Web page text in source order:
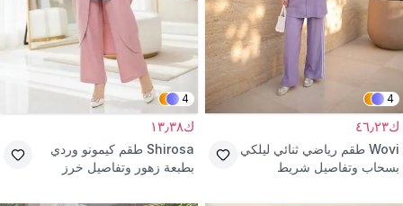
4
ك٤٦٫٢٣
Wovi طقم رياضي ثنائي ليلكي
بسحاب وتفاصيل شريط
4
ك١٣٫٣٨
Shirosa طقم كيمونو وردي
بطبعة زهور وتفاصيل خرز